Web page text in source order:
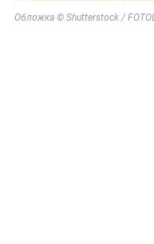
Обложка © Shutterstock /